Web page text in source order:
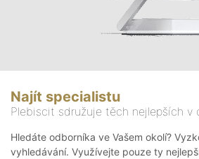
Najít specialistu
Plebiscit sdružuje těch nejlepších v
Hledáte odborníka ve Vašem okolí?
vyhledávání. Využívejte pouze ty